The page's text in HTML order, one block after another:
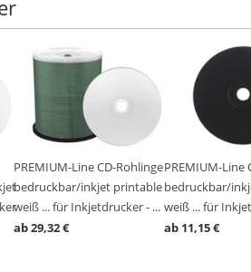
PREMIUM-Line CD-Rohlinge -
bedruckbar/inkjet printable
weiß ... für Inkjetdrucker - ...
ab 29,32 €
PREMIUM-Line
bedruckbar/
weiß ... für
ab 11,15 €